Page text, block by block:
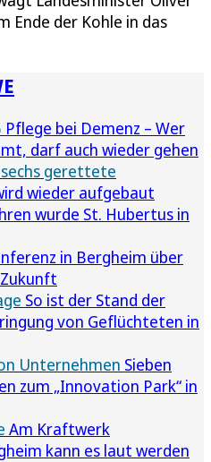
Ende der Kohle in das
Pflege bei Demenz – Wer
darf auch wieder gehen
gerettete
wieder aufgebaut
wurde St. Hubertus in
in Bergheim über
So ist der Stand der
von Geflüchteten in
Unternehmen Sieben
zum „Innovation Park“ in
Am Kraftwerk
kann es laut werden